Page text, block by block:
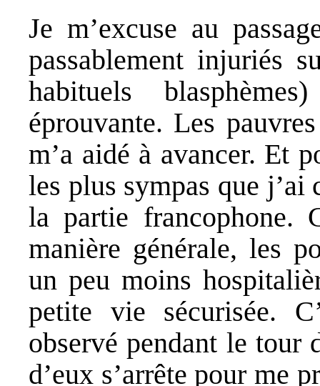
Je m’excuse au
passablement injuriés
habituels
éprouvante. Les
m’a aidé à avancer. Et
les plus sympas que j’ai
la partie francophone.
manière générale, les
un peu moins
petite vie sécurisée.
observé pendant le tour
d’eux s’arrête pour me